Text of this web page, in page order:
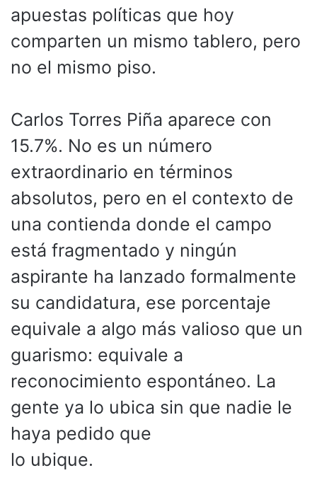
apuestas políticas que hoy
comparten un mismo tablero, pero
no el mismo piso.
Carlos Torres Piña aparece con
15.7%. No es un número
extraordinario en términos
absolutos, pero en el contexto de
una contienda donde el campo
está fragmentado y ningún
aspirante ha lanzado formalmente
su candidatura, ese porcentaje
equivale a algo más valioso que un
guarismo: equivale a
reconocimiento espontáneo. La
gente ya lo ubica sin que nadie le
haya pedido que
lo ubique.